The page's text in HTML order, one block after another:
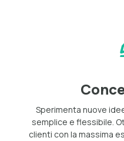
Sperimenta nuove
semplice e flessibile.
clienti con la massima